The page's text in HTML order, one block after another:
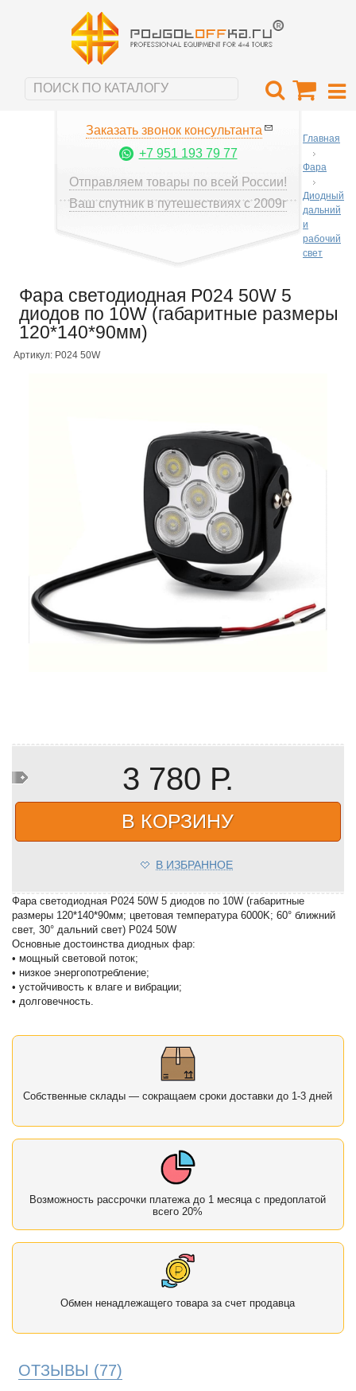
Заказать звонок консультанта
+7 951 193 79 77
Отправляем товары по всей России!
Ваш спутник в путешествиях с 2009г
Главная
Фара
Диодный
дальний
и
рабочий
свет
Фара светодиодная P024 50W 5
диодов по 10W (габаритные размеры
120*140*90мм)
Артикул: P024 50W
3 780 Р.
В КОРЗИНУ
В ИЗБРАННОЕ
Фара светодиодная P024 50W 5 диодов по 10W (габаритные
размеры 120*140*90мм; цветовая температура 6000K; 60° ближний
свет, 30° дальний свет) P024 50W
Основные достоинства диодных фар:
• мощный световой поток;
• низкое энергопотребление;
• устойчивость к влаге и вибрации;
• долговечность.
Собственные склады — сокращаем сроки доставки до 1-3 дней
Возможность рассрочки платежа до 1 месяца с предоплатой
всего 20%
Обмен ненадлежащего товара за счет продавца
ОТЗЫВЫ (77)